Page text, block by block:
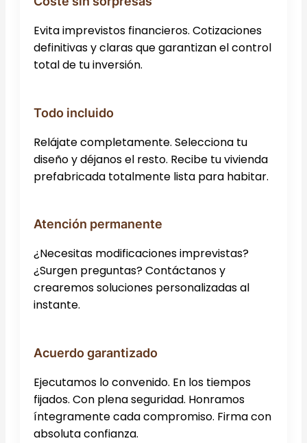
Evita imprevistos financieros. Cotizaciones
definitivas y claras que garantizan el control
total de tu inversión.
Todo incluido
Relájate completamente. Selecciona tu
diseño y déjanos el resto. Recibe tu vivienda
prefabricada totalmente lista para habitar.
Atención permanente
¿Necesitas modificaciones imprevistas?
¿Surgen preguntas? Contáctanos y
crearemos soluciones personalizadas al
instante.
Acuerdo garantizado
Ejecutamos lo convenido. En los tiempos
fijados. Con plena seguridad. Honramos
íntegramente cada compromiso. Firma con
absoluta confianza.